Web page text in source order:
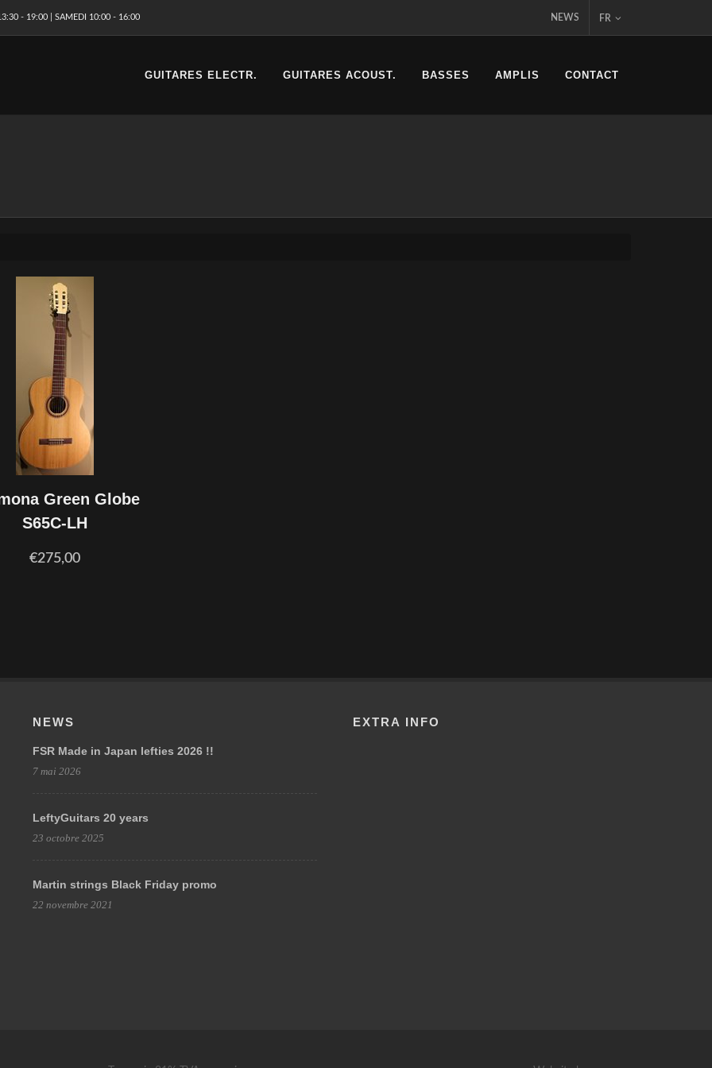
- 19:00 | SAMEDI 10:00 - 16:00 NEWS FR
GUITARES ELECTR. GUITARES ACOUST. BASSES AMPLIS CONTACT
Green Globe
S65C-LH
€275,00
NEWS
FSR Made in Japan lefties 2026 !!
7 mai 2026
LeftyGuitars 20 years
23 octobre 2025
Martin strings Black Friday promo
22 novembre 2021
EXTRA INFO